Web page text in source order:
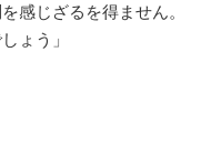
感じざるを得ません。
ょう」